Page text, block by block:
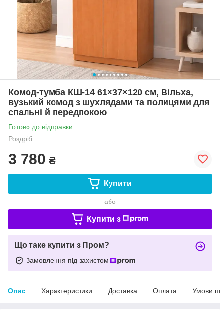
Комод-тумба КШ-14 61×37×120 см, Вільха,
вузький комод з шухлядами та полицями для
спальні й передпокою
Готово до відправки
Роздріб
3 780 ₴
Купити
або
Купити з
Що таке купити з Пром?
Замовлення під захистом
Опис Характеристики Доставка Оплата Умови